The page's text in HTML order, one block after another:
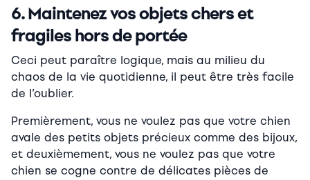
6. Maintenez vos objets chers et
fragiles hors de portée
Ceci peut paraître logique, mais au milieu du
chaos de la vie quotidienne, il peut être très facile
de l’oublier.
Premièrement, vous ne voulez pas que votre chien
avale des petits objets précieux comme des bijoux,
et deuxièmement, vous ne voulez pas que votre
chien se cogne contre de délicates pièces de